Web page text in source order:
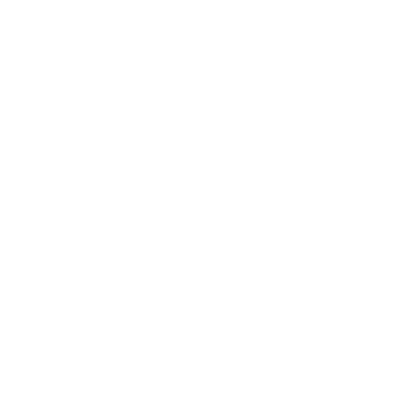
していくことを目指します。